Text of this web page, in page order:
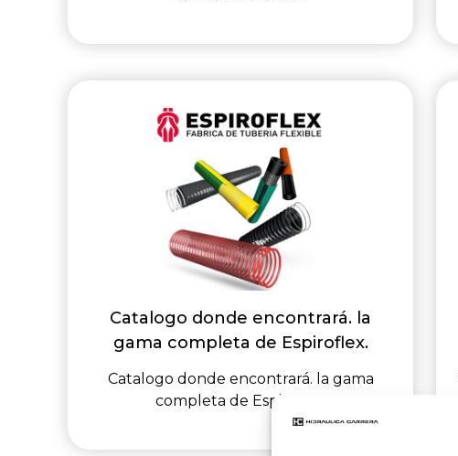
Catalogo donde encontrará. la
gama completa de Espiroflex.
Catalogo donde encontrará. la gama
completa de Espiroflex.